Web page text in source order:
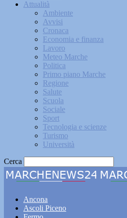
Attualità
Ambiente
Avvisi
Cronaca
Economia e finanza
Lavoro
Meteo Marche
Politica
Primo piano Marche
Regione
Salute
Scuola
Sociale
Sport
Tecnologia e scienze
Turismo
Università
Cerca
Ancona
Ascoli Piceno